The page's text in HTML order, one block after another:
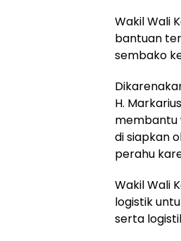
Wakil Wali
bantuan
sembako
H.
membantu
di siapkan
perahu
Wakil Wali
logistik
serta